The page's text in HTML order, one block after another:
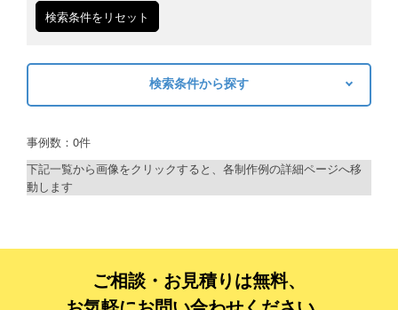
検索条件をリセット
検索条件から探す
制作プランで探す
ベーシックコース
シルバーコース
事例数：0件
下記一覧から画像をクリックすると、各制作例の詳細ページへ移
動します
ご相談・お見積りは無料、